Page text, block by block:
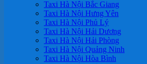
Taxi Hà Nội Bắc Giang
Taxi Hà Nội Hưng Yên
Taxi Hà Nội Phủ Lý
Taxi Hà Nội Hải Dương
Taxi Hà Nội Hải Phòng
Taxi Hà Nội Quảng Ninh
Taxi Hà Nội Hòa Bình